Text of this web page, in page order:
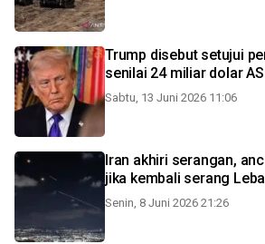
Trump disebut setujui
senilai 24 miliar dolar AS
Sabtu, 13 Juni 2026 11:06
Iran akhiri serangan,
jika kembali serang
Senin, 8 Juni 2026 21:26